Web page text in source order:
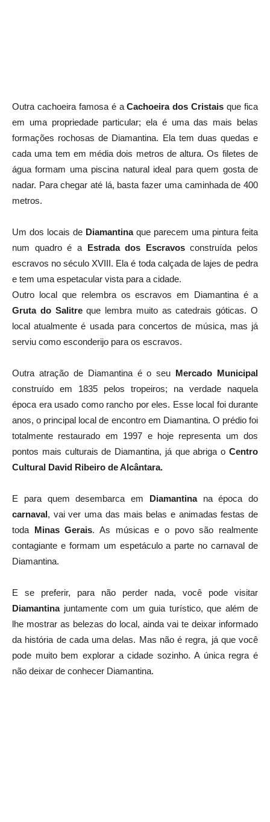
Outra cachoeira famosa é aCachoeira dos Cristais que fica
em uma propriedade particular; ela é uma das mais belas
formações rochosas de Diamantina. Ela tem duas quedas e
cada uma tem em média dois metros de altura. Os filetes de
água formam uma piscina natural ideal para quem gosta de
nadar. Para chegar até lá, basta fazer uma caminhada de 400
metros.
Um dos locais de Diamantinaque parecem uma pintura feita
num quadro é a Estrada dos Escravosconstruída pelos
escravos no século XVIII. Ela é toda calçada de lajes de pedra
e tem uma espetacular vista para a cidade.
Outro local que relembra os escravos em Diamantina é a
Gruta do Salitreque lembra muito as catedrais góticas. O
local atualmente é usada para concertos de música, mas já
serviu como esconderijo para os escravos.
Outra atração de Diamantina é o seu Mercado Municipal
construído em 1835 pelos tropeiros; na verdade naquela
época era usado como rancho por eles. Esse local foi durante
anos, o principal local de encontro em Diamantina. O prédio foi
totalmente restaurado em 1997 e hoje representa um dos
pontos mais culturais de Diamantina, já que abriga o Centro
Cultural David Ribeiro de Alcântara.
E para quem desembarca em Diamantinana época do
carnaval, vai ver uma das mais belas e animadas festas de
toda Minas Gerais. As músicas e o povo são realmente
contagiante e formam um espetáculo a parte no carnaval de
Diamantina.
E se preferir, para não perder nada, você pode visitar
Diamantinajuntamente com um guia turístico, que além de
lhe mostrar as belezas do local, ainda vai te deixar informado
da história de cada uma delas. Mas não é regra, já que você
pode muito bem explorar a cidade sozinho. A única regra é
não deixar de conhecer Diamantina.